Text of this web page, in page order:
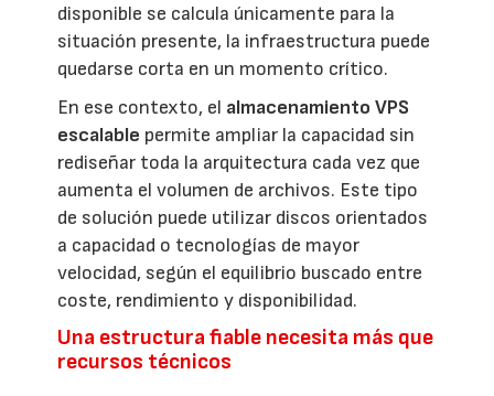
disponible se calcula únicamente para la
situación presente, la infraestructura puede
quedarse corta en un momento crítico.
En ese contexto, el almacenamiento VPS
escalable permite ampliar la capacidad sin
rediseñar toda la arquitectura cada vez que
aumenta el volumen de archivos. Este tipo
de solución puede utilizar discos orientados
a capacidad o tecnologías de mayor
velocidad, según el equilibrio buscado entre
coste, rendimiento y disponibilidad.
Una estructura fiable necesita más que
recursos técnicos